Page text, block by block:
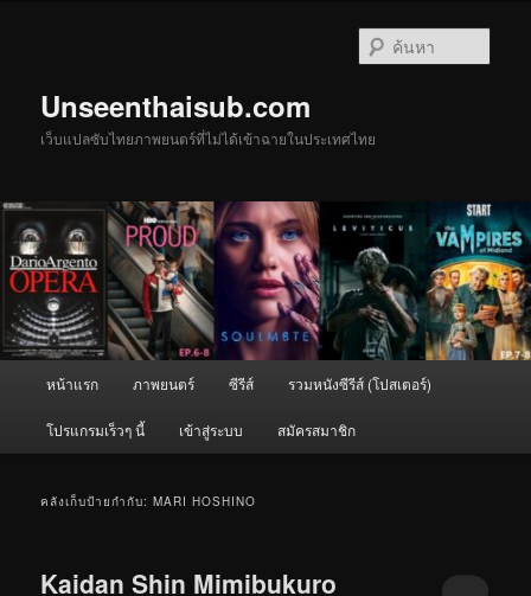
Unseenthaisub.com
เว็บแปลซับไทยภาพยนตร์ที่ไม่ได้เข้าฉายในประเทศไทย
หน้าแรก ภาพยนตร์ ซีรีส์ รวมหนังซีรีส์ (โปสเตอร์)
โปรแกรมเร็วๆ นี้ เข้าสู่ระบบ สมัครสมาชิก
คลังเก็บป้ายกำกับ:MARI HOSHINO
Kaidan Shin Mimibukuro